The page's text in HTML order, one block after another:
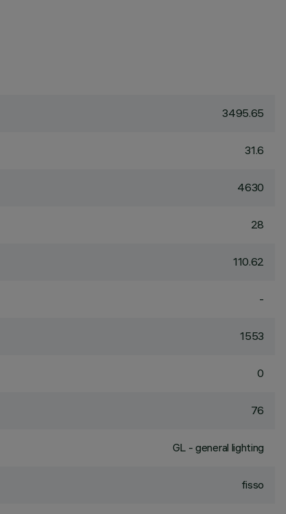
3495.65
31.6
4630
28
110.62
-
1553
0
76
GL - general lighting
fisso